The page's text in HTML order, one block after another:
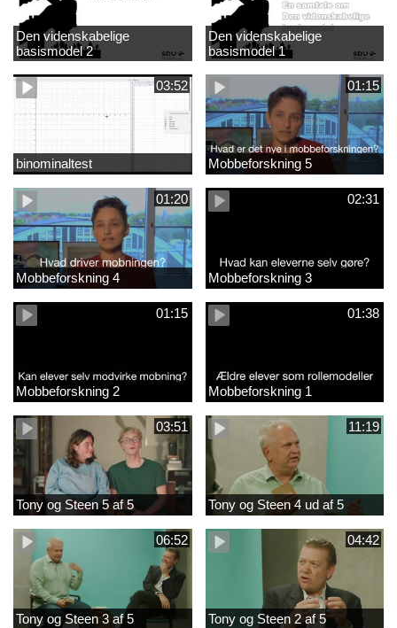
Den videnskabelige
basismodel 2
Den videnskabelige
basismodel 1
03:52
binominaltest
01:15
Mobbeforskning 5
01:20
Mobbeforskning 4
02:31
Mobbeforskning 3
01:15
Mobbeforskning 2
01:38
Mobbeforskning 1
03:51
Tony og Steen 5 af 5
11:19
Tony og Steen 4 ud af 5
06:52
Tony og Steen 3 af 5
04:42
Tony og Steen 2 af 5